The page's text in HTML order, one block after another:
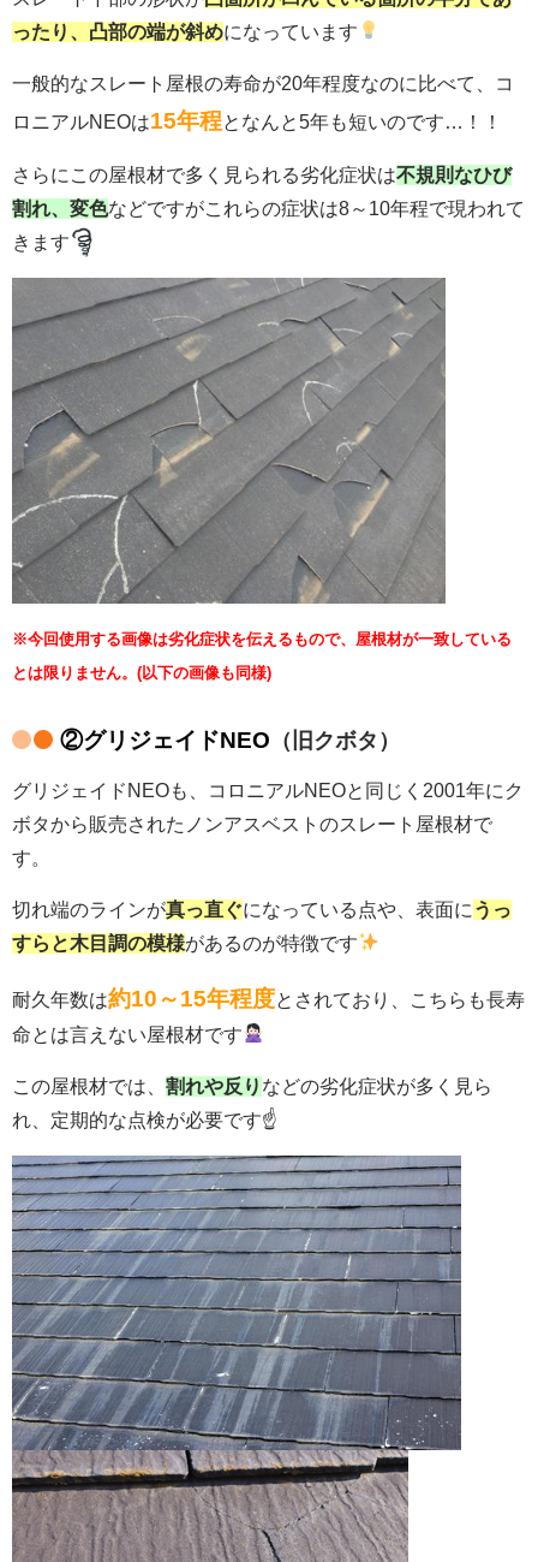
ったり、凸部の端が斜めになっています
一般的なスレート屋根の寿命が20年程度なのに比べて、コ
ロニアルNEOは15年程となんと5年も短いのです…！！
さらにこの屋根材で多く見られる劣化症状は不規則なひび
割れ、変色などですがこれらの症状は8～10年程で現われて
きます
※今回使用する画像は劣化症状を伝えるもので、屋根材が一致している
とは限りません。 (以下の画像も同様)
②グリジェイドNEO （旧クボタ）
グリジェイドNEOも、コロニアルNEOと同じく2001年にク
ボタから販売されたノンアスベストのスレート屋根材で
す。
切れ端のラインが真っ直ぐになっている点や、表面に うっ
すらと木目調の模様があるのが特徴です
耐久年数は約10～15年程度とされており、こちらも長寿
命とは言えない屋根材です
この屋根材では、 割れや反り などの劣化症状が多く見ら
れ、定期的な点検が必要です☝️